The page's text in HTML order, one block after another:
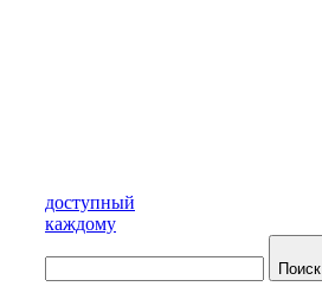
доступный
каждому
Поиск